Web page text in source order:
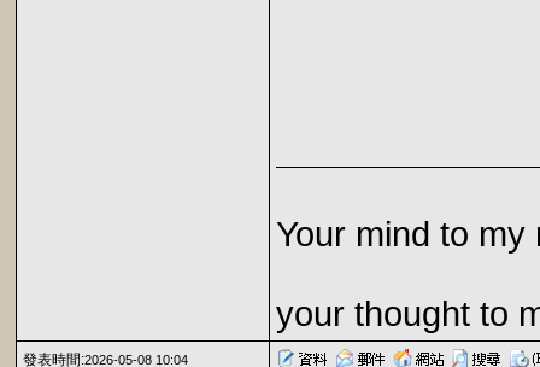
Your mind to my
your thought to
發表時間:2026-05-08 10:04